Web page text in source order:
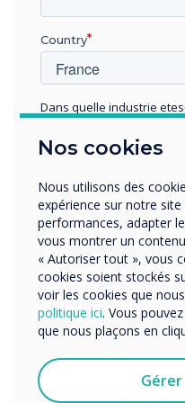
rapide
simple
notre
est
Nos cookies
Nous utilisons des
expérience sur notre
performances, adapter
vous montrer un
« Autoriser tout », vous
cookies soient stockés
voir les cookies que
politique ici. Vous
que nous plaçons en
Country
Dans quelle industrie
Enterprise
Organisation Name
Nous aimerions vous
et services par e-mail,
J'accepte de
Clevertouch.
Vous pouvez vous
tout moment. Consultez
pour en savoir plus sur